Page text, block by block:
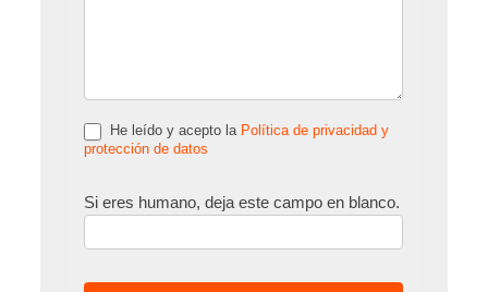
He leído y acepto la Política de privacidad y
protección de datos
Si eres humano, deja este campo en blanco.